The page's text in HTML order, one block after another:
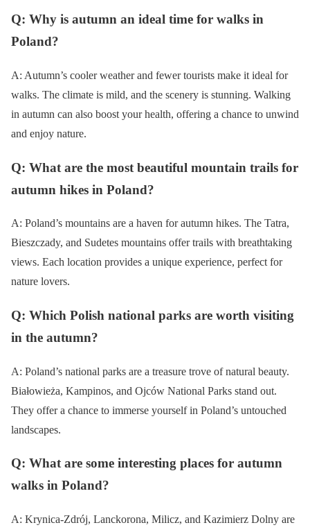
Q: Why is autumn an ideal time for walks in
Poland?
A: Autumn’s cooler weather and fewer tourists make it ideal for
walks. The climate is mild, and the scenery is stunning. Walking
in autumn can also boost your health, offering a chance to unwind
and enjoy nature.
Q: What are the most beautiful mountain trails for
autumn hikes in Poland?
A: Poland’s mountains are a haven for autumn hikes. The Tatra,
Bieszczady, and Sudetes mountains offer trails with breathtaking
views. Each location provides a unique experience, perfect for
nature lovers.
Q: Which Polish national parks are worth visiting
in the autumn?
A: Poland’s national parks are a treasure trove of natural beauty.
Białowieża, Kampinos, and Ojców National Parks stand out.
They offer a chance to immerse yourself in Poland’s untouched
landscapes.
Q: What are some interesting places for autumn
walks in Poland?
A: Krynica-Zdrój, Lanckorona, Milicz, and Kazimierz Dolny are